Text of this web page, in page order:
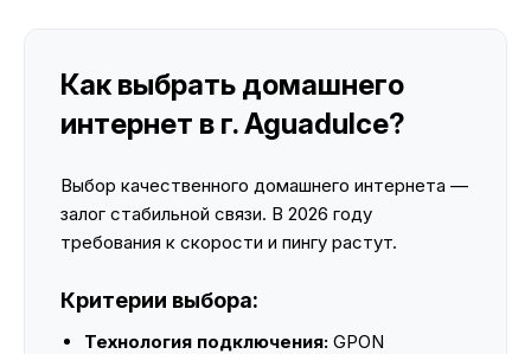
Как выбрать домашнего
интернет в г. Aguadulce?
Выбор качественного домашнего интернета —
залог стабильной связи. В 2026 году
требования к скорости и пингу растут.
Критерии выбора:
Технология подключения: GPON